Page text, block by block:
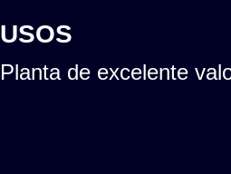
USOS
Planta de excelente